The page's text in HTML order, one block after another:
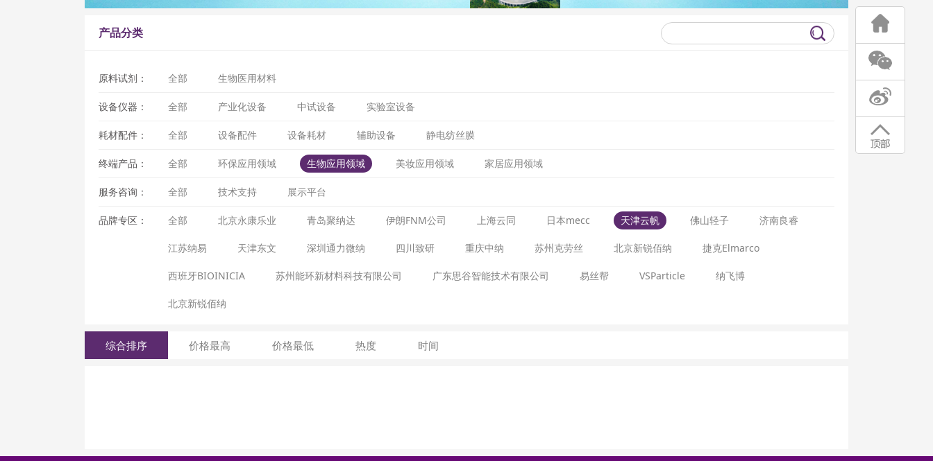
产品分类
原料试剂： 全部 生物医用材料
设备仪器： 全部 产业化设备 中试设备 实验室设备
耗材配件： 全部 设备配件 设备耗材 辅助设备 静电纺丝膜
终端产品： 全部 环保应用领域 生物应用领域 美妆应用领域 家居应用领域
服务咨询： 全部 技术支持 展示平台
品牌专区： 全部 北京永康乐业 青岛聚纳达 伊朗FNM公司 上海云同 日本mecc 天津云帆 佛山轻子 济南良睿
江苏纳易 天津东文 深圳通力微纳 四川致研 重庆中纳 苏州克劳丝 北京新锐佰纳 捷克Elmarco
西班牙BIOINICIA 苏州能环新材料科技有限公司 广东思谷智能技术有限公司 易丝帮 VSParticle 纳飞博
北京新锐佰纳
综合排序 价格最高 价格最低 热度 时间